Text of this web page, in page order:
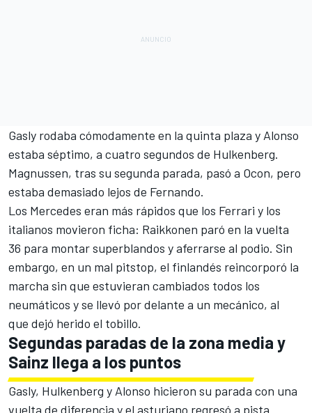
Gasly rodaba cómodamente en la quinta plaza y Alonso
estaba séptimo, a cuatro segundos de Hulkenberg.
Magnussen, tras su segunda parada, pasó a Ocon, pero
estaba demasiado lejos de Fernando.
Los Mercedes eran más rápidos que los Ferrari y los
italianos movieron ficha: Raikkonen paró en la vuelta
36 para montar superblandos y aferrarse al podio. Sin
embargo, en un mal pitstop, el finlandés reincorporó la
marcha sin que estuvieran cambiados todos los
neumáticos y se llevó por delante a un mecánico, al
que dejó herido el tobillo.
Segundas paradas de la zona media y
Sainz llega a los puntos
Gasly, Hulkenberg y Alonso hicieron su parada con una
vuelta de diferencia y el asturiano regresó a pista